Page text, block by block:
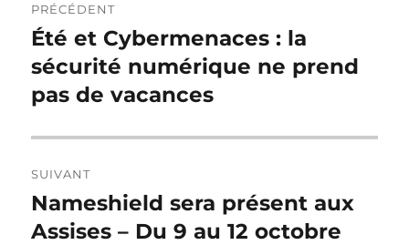
de
l’article
PRÉCÉDENT
Publication
précédente :
Été et Cybermenaces : la
sécurité numérique ne prend
pas de vacances
SUIVANT
Publication
suivante :
Nameshield sera présent aux
Assises – Du 9 au 12 octobre